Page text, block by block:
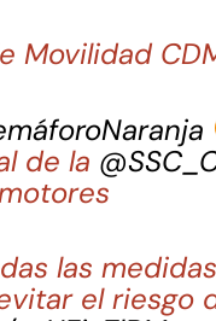
Movilidad
de la
las
el riesgo